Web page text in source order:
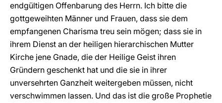
endgültigen Offenbarung des Herrn. Ich bitte die
gottgeweihten Männer und Frauen, dass sie dem
empfangenen Charisma treu sein mögen; dass sie in
ihrem Dienst an der heiligen hierarchischen Mutter
Kirche jene Gnade, die der Heilige Geist ihren
Gründern geschenkt hat und die sie in ihrer
unversehrten Ganzheit weitergeben müssen, nicht
verschwimmen lassen. Und das ist die große Prophetie